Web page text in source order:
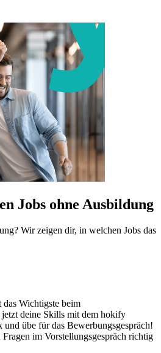
Jobs ohne Ausbildung
Wir zeigen dir, in welchen Jobs das
Wichtigste beim
jetzt deine Skills mit dem hokify
und übe für das Bewerbungsgespräch!
im Vorstellungsgespräch richtig